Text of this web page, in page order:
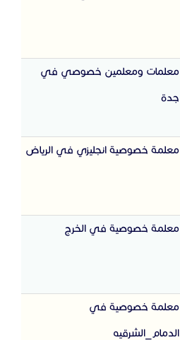
معلمات ومعلمين خصوصي في
جدة
معلمة خصوصية انجليزي في الرياض
معلمة خصوصية في الخرج
معلمة خصوصية في
الدمام_الشرقيه